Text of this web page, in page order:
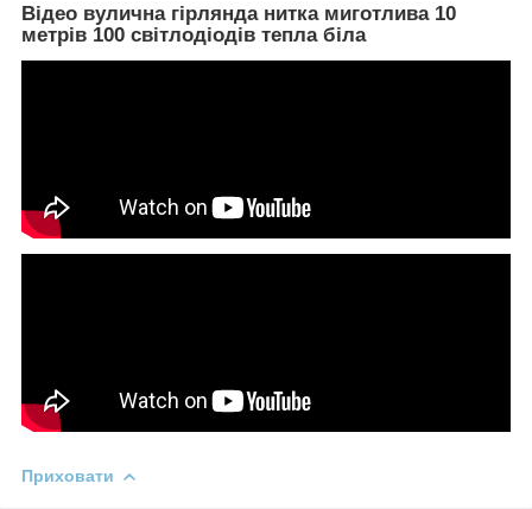
Відео вулична гірлянда нитка миготлива 10
метрів 100 світлодіодів тепла біла
Приховати